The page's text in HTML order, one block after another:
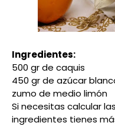
Ingredientes:
500 gr de caquis
450 gr de azúcar
zumo de medio limón
Si necesitas calcular
ingredientes tienes